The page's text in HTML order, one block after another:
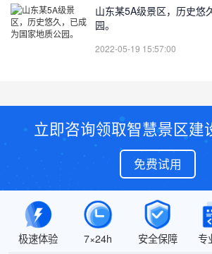
山东某5A级景区，历史悠
园。
2022-05-19 15:57:00
立即咨询领取智慧景区建
免费试用
极速体验 7×24h 安全保障 专